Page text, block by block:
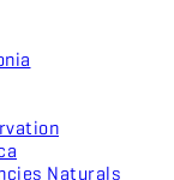
Naturals